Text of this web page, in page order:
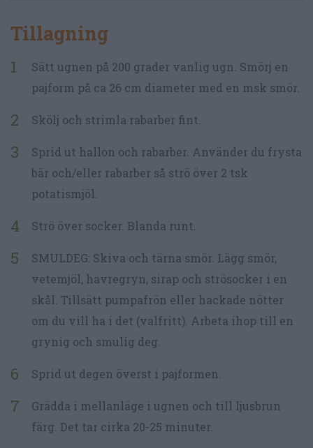
Tillagning
Sätt ugnen på 200 grader vanlig ugn. Smörj en
pajform på ca 26 cm diameter med en msk smör.
Skölj och strimla rabarber fint.
Sprid ut hallon och rabarber. Använder du frysta
bär och/eller rabarber så strö över 2 tsk
potatismjöl.
Strö över socker. Blanda runt.
SMULDEG: Skiva och tärna smör. Lägg smör,
vetemjöl, havregryn, sirap och strösocker i en
skål. Tillsätt pumpafrön eller hackade nötter
om du vill ha i det (valfritt). Arbeta ihop till en
grynig och smulig deg.
Sprid ut degen överst i pajformen.
Grädda i mellanläge i ugnen och till ljusbrun
färg. Det tar cirka 20-25 minuter.